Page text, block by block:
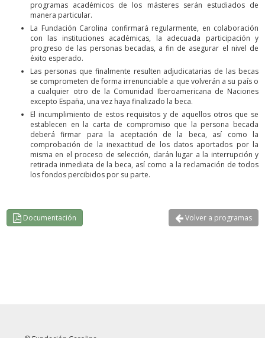
programas académicos de los másteres serán estudiados de
manera particular.
La Fundación Carolina confirmará regularmente, en colaboración
con las instituciones académicas, la adecuada participación y
progreso de las personas becadas, a fin de asegurar el nivel de
éxito esperado.
Las personas que finalmente resulten adjudicatarias de las becas
se comprometen de forma irrenunciable a que volverán a su país o
a cualquier otro de la Comunidad Iberoamericana de Naciones
excepto España, una vez haya finalizado la beca.
El incumplimiento de estos requisitos y de aquellos otros que se
establecen en la carta de compromiso que la persona becada
deberá firmar para la aceptación de la beca, así como la
comprobación de la inexactitud de los datos aportados por la
misma en el proceso de selección, darán lugar a la interrupción y
retirada inmediata de la beca, así como a la reclamación de todos
los fondos percibidos por su parte.
Documentación Volver a programas